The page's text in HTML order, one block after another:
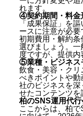
れます。
④契約期間・料金
「成果保証」を
ースに注意が必要
初期費用・解約
選びましょう。
度ですが、提供内
⑤業種・ビジネス
飲食・美容・ク
べきポイントや動
社のビジネスを
せたコンテンツを
柏のSNS運用代行
ここからは、柏